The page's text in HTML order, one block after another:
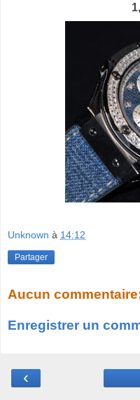
Unknown à 14:12
Partager
Aucun
Enregistrer un
‹